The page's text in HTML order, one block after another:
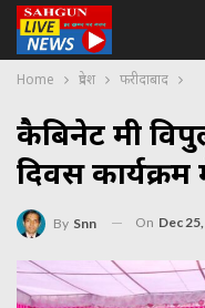
Home प्रदेश फरीदाबाद
कैबिनेट मंत्री
दिवस
By Snn On Dec